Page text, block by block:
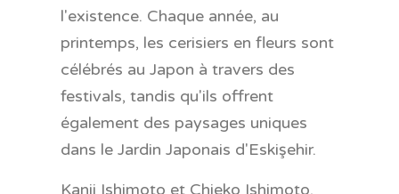
l'existence. Chaque année, au
printemps, les cerisiers en fleurs sont
célébrés au Japon à travers des
festivals, tandis qu'ils offrent
également des paysages uniques
dans le Jardin Japonais d'Eskişehir.
Kanji Ishimoto et Chieko Ishimoto,